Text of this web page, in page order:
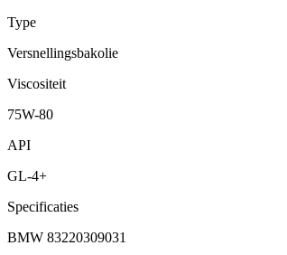
Type
Versnellingsbakolie
Viscositeit
75W-80
API
GL-4+
Specificaties
BMW 83220309031